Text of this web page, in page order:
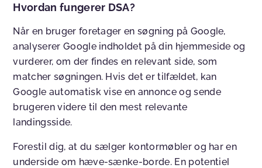
Hvordan fungerer DSA?
Når en bruger foretager en søgning på Google,
analyserer Google indholdet på din hjemmeside og
vurderer, om der findes en relevant side, som
matcher søgningen. Hvis det er tilfældet, kan
Google automatisk vise en annonce og sende
brugeren videre til den mest relevante
landingsside.
Forestil dig, at du sælger kontormøbler og har en
underside om hæve-sænke-borde. En potentiel